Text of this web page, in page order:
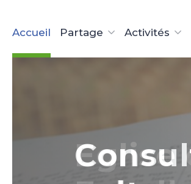
Accueil Partage Activités
Eglise